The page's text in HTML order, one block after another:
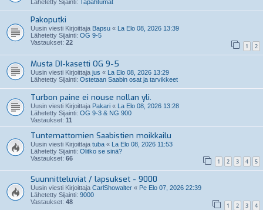
Lähetetty Sijainti: Tapahtumat
Pakoputki
Uusin viesti Kirjoittaja Bapsu « La Elo 08, 2026 13:39
Lähetetty Sijainti: OG 9-5
Vastaukset: 22 1 2
Musta DI-kasetti OG 9-5
Uusin viesti Kirjoittaja jus « La Elo 08, 2026 13:29
Lähetetty Sijainti: Ostetaan Saabin osat ja tarvikkeet
Turbon paine ei nouse nollan yli.
Uusin viesti Kirjoittaja Pakari « La Elo 08, 2026 13:28
Lähetetty Sijainti: OG 9-3 & NG 900
Vastaukset: 11
Tuntemattomien Saabistien moikkailu
Uusin viesti Kirjoittaja tuba « La Elo 08, 2026 11:53
Lähetetty Sijainti: Olitko se sinä?
Vastaukset: 66 1 2 3 4 5
Suunnitteluviat / lapsukset - 9000
Uusin viesti Kirjoittaja CarlShowalter « Pe Elo 07, 2026 22:39
Lähetetty Sijainti: 9000
Vastaukset: 48 1 2 3 4